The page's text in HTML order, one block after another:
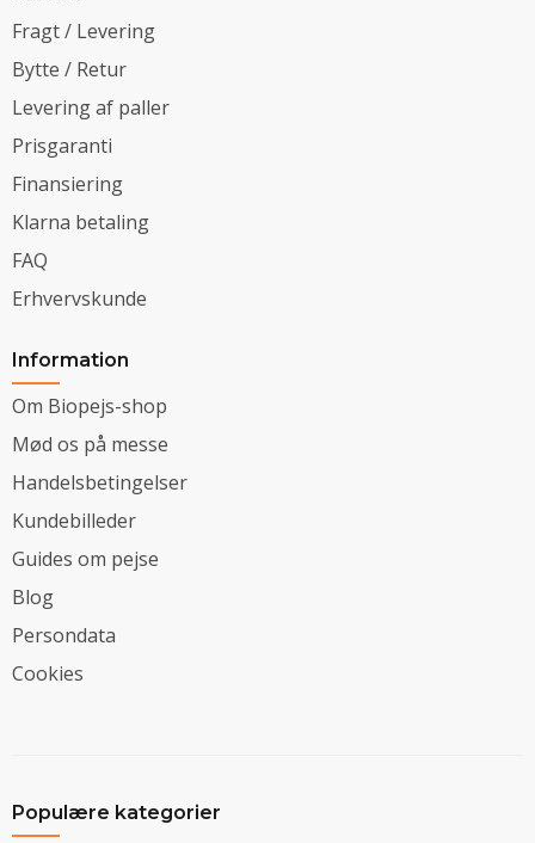
Fragt / Levering
Bytte / Retur
Levering af paller
Prisgaranti
Finansiering
Klarna betaling
FAQ
Erhvervskunde
Information
Om Biopejs-shop
Mød os på messe
Handelsbetingelser
Kundebilleder
Guides om pejse
Blog
Persondata
Cookies
Populære kategorier